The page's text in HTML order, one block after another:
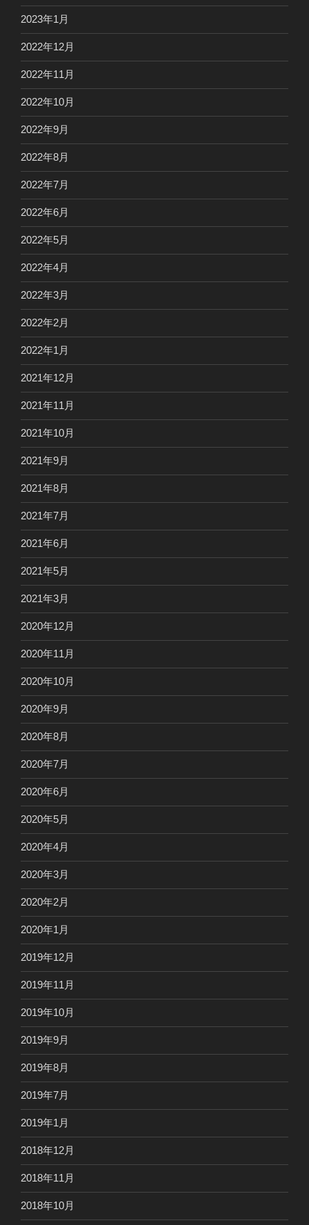
2023年1月
2022年12月
2022年11月
2022年10月
2022年9月
2022年8月
2022年7月
2022年6月
2022年5月
2022年4月
2022年3月
2022年2月
2022年1月
2021年12月
2021年11月
2021年10月
2021年9月
2021年8月
2021年7月
2021年6月
2021年5月
2021年3月
2020年12月
2020年11月
2020年10月
2020年9月
2020年8月
2020年7月
2020年6月
2020年5月
2020年4月
2020年3月
2020年2月
2020年1月
2019年12月
2019年11月
2019年10月
2019年9月
2019年8月
2019年7月
2019年1月
2018年12月
2018年11月
2018年10月